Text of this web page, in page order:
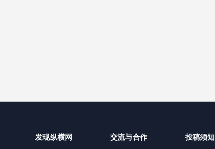
发现纵横网 交流与合作 投稿须知